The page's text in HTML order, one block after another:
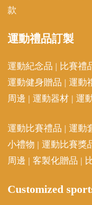
款
運動禮品訂製
運動紀念品 | 比賽禮
運動健身贈品 | 運動
周邊 | 運動器材 | 運
運動比賽禮品 | 運動
小禮物 | 運動比賽獎
周邊 | 客製化贈品 |
Customized